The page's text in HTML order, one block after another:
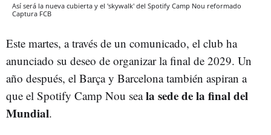
Así será la nueva cubierta y el 'skywalk' del Spotify Camp Nou reformado
Captura FCB
Este martes, a través de un comunicado, el club ha
anunciado su deseo de organizar la final de 2029. Un
año después, el Barça y Barcelona también aspiran a
que el Spotify Camp Nou seala sede de la final del
Mundial.